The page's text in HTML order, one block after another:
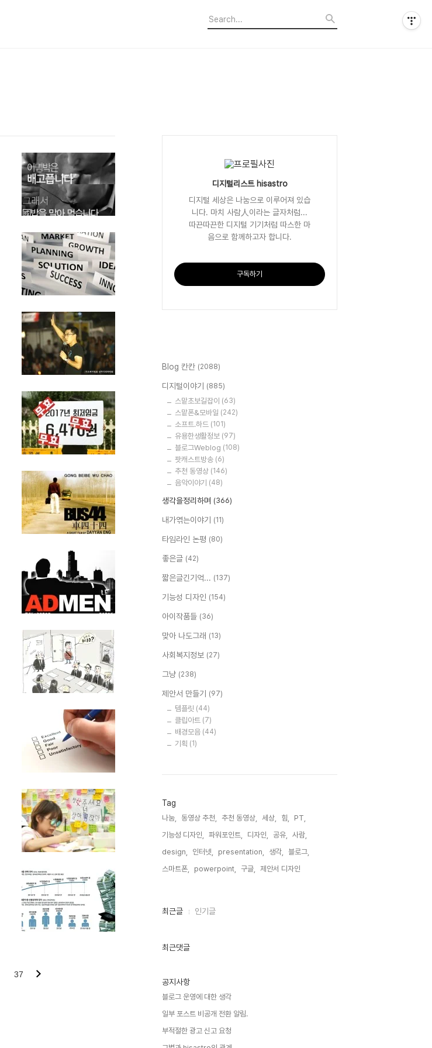
37
디지털리스트 hisastro
디지털 세상은 나눔으로 이루어져 있습
니다. 마치 사람人이라는 글자처럼...
따끈따끈한 디지털 기기처럼 따스한 마
음으로 함께하고자 합니다.
구독하기
Blog 칸칸 (2088)
디지털이야기 (885)
스맡초보길잡이 (63)
스맡폰&모바일 (242)
소프트.하드 (101)
유용한생활정보 (97)
블로그Weblog (108)
팟캐스트방송 (6)
추천 동영상 (146)
음악이야기 (48)
생각을정리하며 (366)
내가엮는이야기 (11)
타임라인 논평 (80)
좋은글 (42)
짧은글긴기억... (137)
기능성 디자인 (154)
아이작품들 (36)
맞아 나도그래 (13)
사회복지정보 (27)
그냥 (238)
제안서 만들기 (97)
템플릿 (44)
클립아트 (7)
배경모음 (44)
기획 (1)
Tag
나눔, 동영상 추천, 추천 동영상, 세상, 힘,
PT,
기능성 디자인,
파워포인트, 디자인, 공유,
사람,
design,
인터넷, presentation, 생각,
블로그,
스마트폰,
powerpoint, 구글, 제안서 디자인,
최
인
최근글 인기글
최근댓글
공지사항
블로그 운영에 대한 생각
일부 포스트 비공개 전환 알림.
부적절한 광고 신고 요청